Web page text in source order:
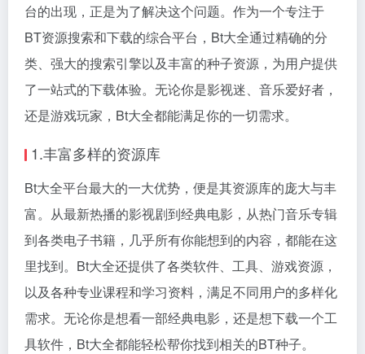
台的出现，正是为了解决这个问题。作为一个专注于
BT资源搜索和下载的综合平台，Bt大全通过精确的分
类、强大的搜索引擎以及丰富的种子资源，为用户提供
了一站式的下载体验。无论你是影视迷、音乐爱好者，
还是游戏玩家，Bt大全都能满足你的一切需求。
1.丰富多样的资源库
Bt大全平台最大的一大优势，便是其资源库的庞大与丰
富。从最新热播的影视剧到经典电影，从热门音乐专辑
到各类电子书籍，几乎所有你能想到的内容，都能在这
里找到。Bt大全还提供了各类软件、工具、游戏资源，
以及各种专业课程和学习资料，满足不同用户的多样化
需求。无论你是想看一部经典电影，还是想下载一个工
具软件，Bt大全都能轻松帮你找到相关的BT种子。